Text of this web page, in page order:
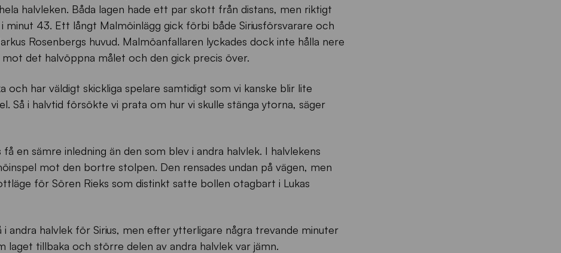
halvleken. Båda lagen hade ett par skott från distans, men riktigt
43. Ett långt Malmöinlägg gick förbi både Siriusförsvarare och
Rosenbergs huvud. Malmöanfallaren lyckades dock inte hålla nere
mot det halvöppna målet och den gick precis över.
och har väldigt skickliga spelare samtidigt som vi kanske blir lite
Så i halvtid försökte vi prata om hur vi skulle stänga ytorna, säger
få en sämre inledning än den som blev i andra halvlek. I halvlekens
mot den bortre stolpen. Den rensades undan på vägen, men
för Sören Rieks som distinkt satte bollen otagbart i Lukas
andra halvlek för Sirius, men efter ytterligare några trevande minuter
tillbaka och större delen av andra halvlek var jämn.